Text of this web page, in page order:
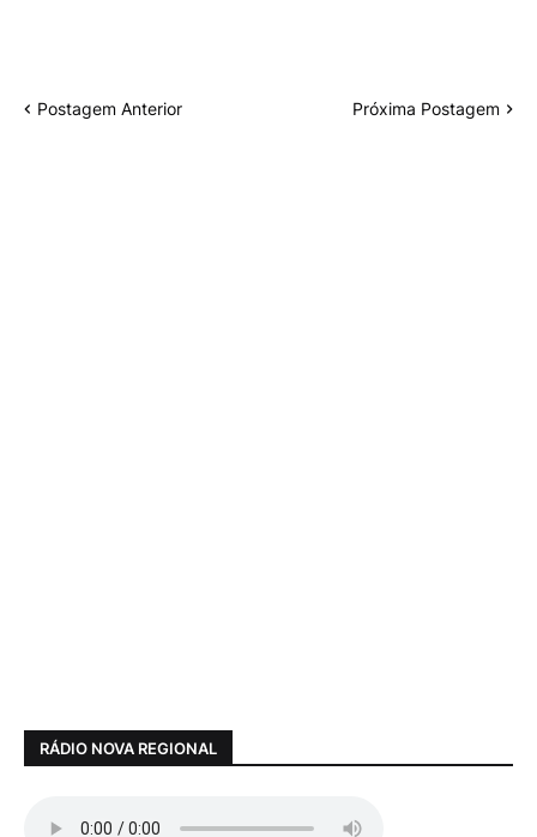
Postagem Anterior Próxima Postagem
RÁDIO NOVA REGIONAL